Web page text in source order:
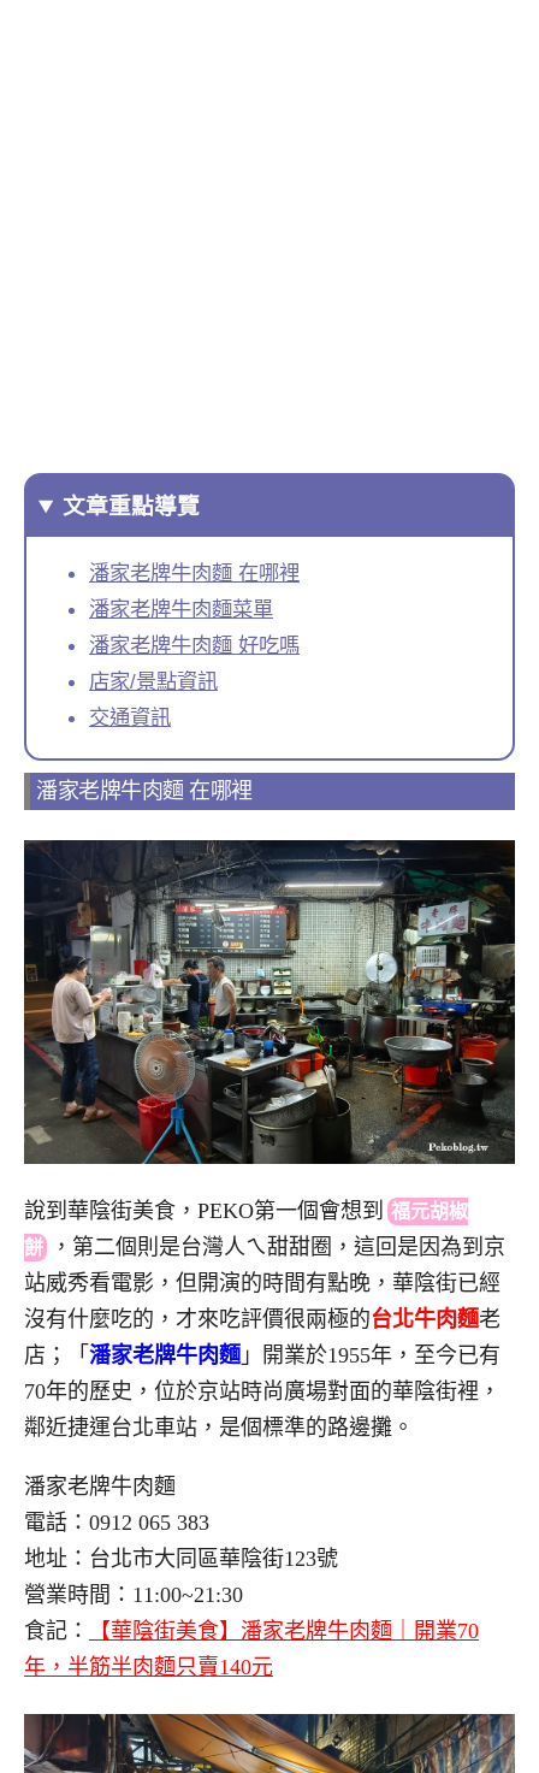
文章重點導覽
潘家老牌牛肉麵 在哪裡
潘家老牌牛肉麵菜單
潘家老牌牛肉麵 好吃嗎
店家/景點資訊
交通資訊
潘家老牌牛肉麵 在哪裡
說到華陰街美食，PEKO第一個會想到
福元胡椒
餅
， 第二個則是台灣人ㄟ甜甜圈，這回是因為到京
站威秀看電影，但開演的時間有點晚，華陰街已經
沒有什麼吃的，才來吃評價很兩極的台北牛肉麵老
店；「 潘家老牌牛肉麵」開業於1955年，至今已有
70年的歷史，位於京站時尚廣場對面的華陰街裡，
鄰近捷運台北車站，是個標準的路邊攤。
潘家老牌牛肉麵
電話：0912 065 383
地址：台北市大同區華陰街123號
營業時間：11:00~21:30
食記：
【華陰街美食】潘家老牌牛肉麵｜開業70
年，半筋半肉麵只賣140元